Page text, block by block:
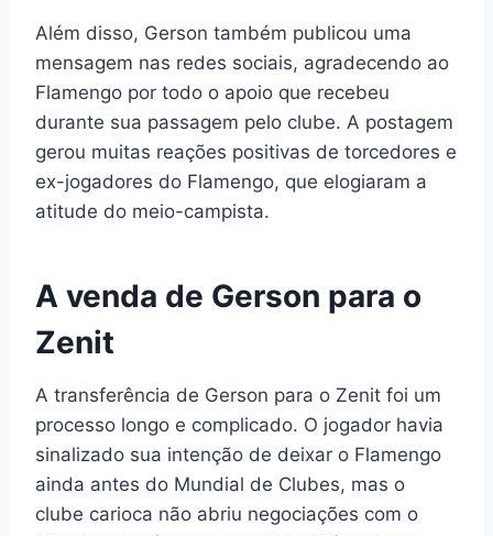
Além disso, Gerson também publicou uma
mensagem nas redes sociais, agradecendo ao
Flamengo por todo o apoio que recebeu
durante sua passagem pelo clube. A postagem
gerou muitas reações positivas de torcedores e
ex-jogadores do Flamengo, que elogiaram a
atitude do meio-campista.
A venda de Gerson para o
Zenit
A transferência de Gerson para o Zenit foi um
processo longo e complicado. O jogador havia
sinalizado sua intenção de deixar o Flamengo
ainda antes do Mundial de Clubes, mas o
clube carioca não abriu negociações com o